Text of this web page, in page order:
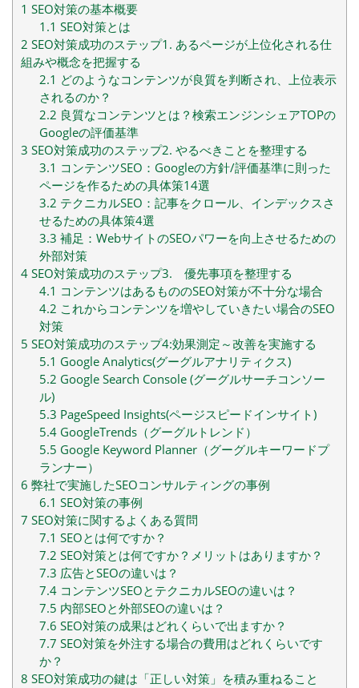
1 SEO対策の基本概要
1.1 SEO対策とは
2 SEO対策成功のステップ1. あるページが上位化される仕
組みや概念を把握する
2.1 どのようなコンテンツが良質を判断され、上位表示
されるのか？
2.2 良質なコンテンツとは？検索エンジンシェアTOPの
Googleの評価基準
3 SEO対策成功のステップ2. やるべきことを整理する
3.1 コンテンツSEO：Googleの方針/評価基準に則った
ページを作るための具体策14選
3.2 テクニカルSEO：記事をクロール、インデックスさ
せるための具体策4選
3.3 補足：WebサイトのSEOパワーを向上させるための
外部対策
4 SEO対策成功のステップ3. 優先事項を整理する
4.1 コンテンツはあるもののSEO対策が不十分な場合
4.2 これからコンテンツを増やしていきたい場合のSEO
対策
5 SEO対策成功のステップ4:効果測定～改善を実施する
5.1 Google Analytics(グーグルアナリティクス)
5.2 Google Search Console (グーグルサーチコンソー
ル)
5.3 PageSpeed Insights(ページスピードインサイト)
5.4GoogleTrends（グーグルトレンド）
5.5 Google Keyword Planner（グーグルキーワードプ
ランナー）
6 弊社で実施したSEOコンサルティングの事例
6.1 SEO対策の事例
7 SEO対策に関するよくある質問
7.1 SEOとは何ですか？
7.2 SEO対策とは何ですか？メリットはありますか？
7.3 広告とSEOの違いは？
7.4コンテンツSEOとテクニカルSEOの違いは？
7.5 内部SEOと外部SEOの違いは？
7.6 SEO対策の成果はどれくらいで出ますか？
7.7 SEO対策を外注する場合の費用はどれくらいです
か？
8 SEO対策成功の鍵は「正しい対策」を積み重ねること